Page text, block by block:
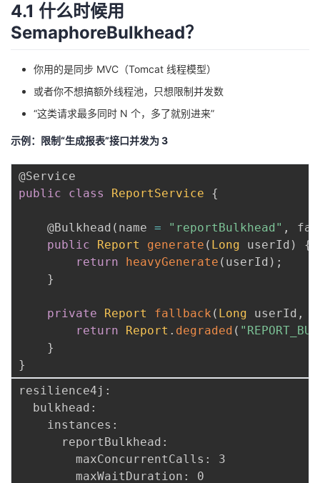
4.1 什么时候用
SemaphoreBulkhead？
你用的是同步 MVC（Tomcat 线程模型）
或者你不想搞额外线程池，只想限制并发数
“这类请求最多同时 N 个，多了就别进来”
示例：限制“生成报表”接口并发为 3
@Service
public
class ReportService {
@Bulkhead ( name = "reportBulkhead" ,
public
Report generate ( Long userId )
{
return
heavyGenerate ( userId ) ;
}
private Report fallback ( Long userId ,
return
Report . degraded (
}
}
resilience4j:
  bulkhead:
    instances:
      reportBulkhead:
        maxConcurrentCalls: 3